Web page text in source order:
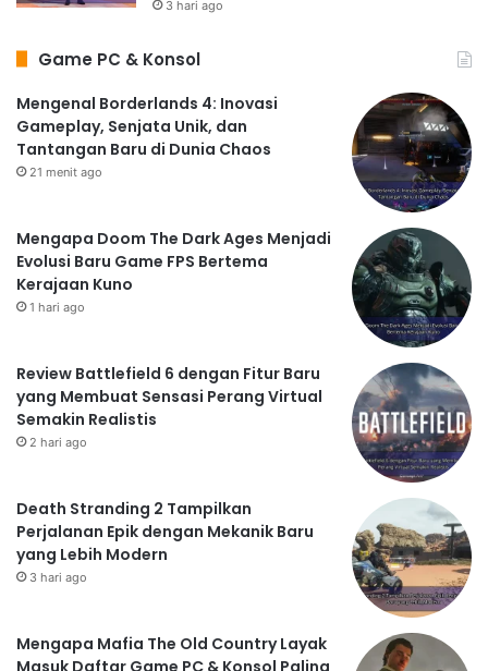
3 hari ago
Game PC & Konsol
Mengenal Borderlands 4: Inovasi
Gameplay, Senjata Unik, dan
Tantangan Baru di Dunia Chaos
21 menit ago
Mengapa Doom The Dark Ages Menjadi
Evolusi Baru Game FPS Bertema
Kerajaan Kuno
1 hari ago
Review Battlefield 6 dengan Fitur Baru
yang Membuat Sensasi Perang Virtual
Semakin Realistis
2 hari ago
Death Stranding 2 Tampilkan
Perjalanan Epik dengan Mekanik Baru
yang Lebih Modern
3 hari ago
Mengapa Mafia The Old Country Layak
Masuk Daftar Game PC & Konsol Paling